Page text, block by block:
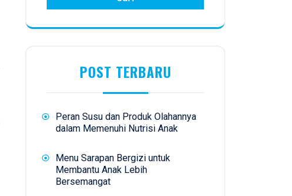
POST TERBARU
Peran Susu dan Produk Olahannya
dalam Memenuhi Nutrisi Anak
Menu Sarapan Bergizi untuk
Membantu Anak Lebih
Bersemangat